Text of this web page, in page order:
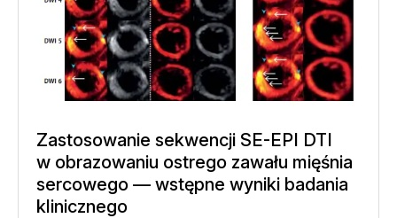
Zastosowanie sekwencji SE-EPI DTI
w obrazowaniu ostrego zawału mięśnia
sercowego — wstępne wyniki badania
klinicznego